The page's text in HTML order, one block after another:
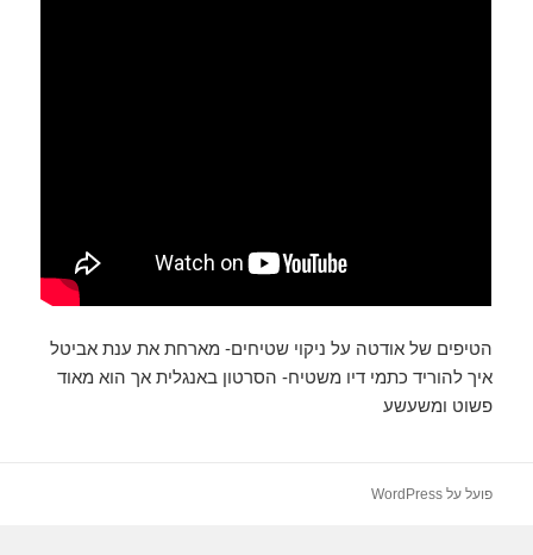
הטיפים של אודטה על ניקוי שטיחים- מארחת את ענת אביטל
איך להוריד כתמי דיו משטיח- הסרטון באנגלית אך הוא מאוד
פשוט ומשעשע
פועל על WordPress